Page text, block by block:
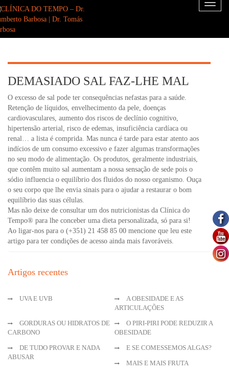
Toggle
DEMASIADO SAL FAZ-LHE MAL
O excesso de sal pode ter consequências nefastas para a saúde.
Retenção de líquidos, envelhecimento da pele, doenças
cardiovasculares, aumento dos riscos de declínio cognitivo,
hipertensão arterial, risco de edemas, insuficiência cardíaca ou
renal… a lista é comprida. Mas nunca é tarde para estar atento aos
indícios de um consumo excessivo e fazer algumas transformações
no seu modo de alimentação. Os produtos, geralmente industriais,
que contêm muito sal aumentam a nossa sensação de sede pois o
sódio influencia o equilíbrio dos fluidos do nosso organismo. Ouça
o seu corpo que lhe envia sinais para o ajudar a restaurar o bom
equilíbrio das suas células.
Mas não deixe de consultar um dos nutricionistas da Clínica do
Tempo® para lhe conceber uma dieta personalizada, só para si!
Ao ligar-nos para o (+351) 21 458 85 00 mencione que leu este
artigo para ter condições de acesso ainda mais favoráveis.
Artigos recentes
UVA E UVB
A OBESIDADE E AS
ARTICULAÇÕES
GORDURAS OU HIDRATOS DE
CARBONO
O PIRI-PIRI PODE REDUZIR A
OBESIDADE
DE TUDO PROVAR E NADA
ABUSAR
E SE COMESSEMOS ALGAS?
MAIS E MAIS FRUTA